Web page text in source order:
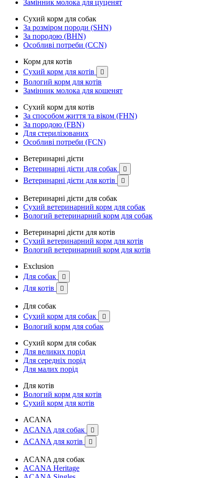
Замінник молока для цуценят
Сухий корм для собак
За розміром породи (SHN)
За породою (BHN)
Особливі потреби (CCN)
Корм для котів
Сухий корм для котів

Вологий корм для котів
Замінник молока для кошенят
Сухий корм для котів
За способом життя та віком (FHN)
За породою (FBN)
Для стерилізованих
Особливі потреби (FCN)
Ветеринарні дієти
Ветеринарні дієти для собак

Ветеринарні дієти для котів 
Ветеринарні дієти для собак
Сухий ветеринарний корм для собак
Вологий ветеринарний корм для собак
Ветеринарні дієти для котів
Сухий ветеринарний корм для котів
Вологий ветеринарний корм для котів
Exclusion
Для собак

Для котів 
Для собак
Сухий корм для собак

Вологий корм для собак
Сухий корм для собак
Для великих порід
Для середніх порід
Для малих порід
Для котів
Вологий корм для котів
Сухий корм для котів
ACANA
ACANA для собак

ACANA для котів 
ACANA для собак
ACANA Heritage